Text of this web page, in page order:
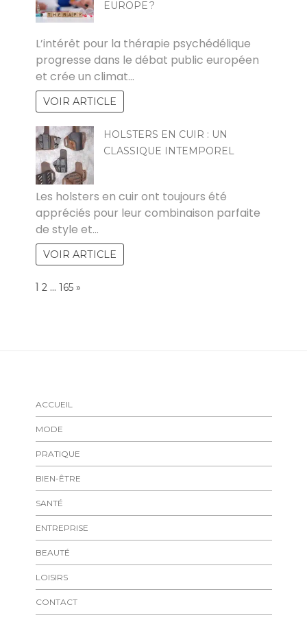
EUROPE ?
L’intérêt pour la thérapie psychédélique
progresse dans le débat public européen
et crée un climat…
VOIR ARTICLE
HOLSTERS EN CUIR : UN
CLASSIQUE INTEMPOREL
Les holsters en cuir ont toujours été
appréciés pour leur combinaison parfaite
de style et…
VOIR ARTICLE
Page:
1 2 … 165 NEXT
»
ACCUEIL
MODE
PRATIQUE
BIEN-ÊTRE
SANTÉ
ENTREPRISE
BEAUTÉ
LOISIRS
CONTACT